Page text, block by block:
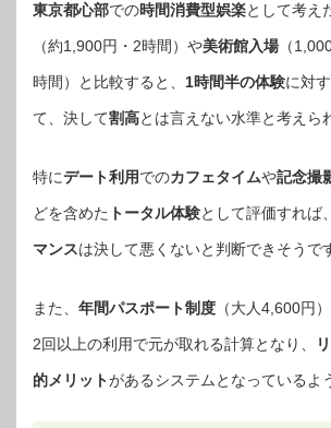
東京都心部での時間消費型娯楽として考え
（約1,900円・2時間）や美術館入場（
時間）と比較すると、 1時間半の体験に対
て、決して割高とは言えない水準と考えら
特にデート利用でのカフェタイムや記念撮
どを含めた トータル体験として評価すれば、
マンスは決して悪くないと判断できそうで
また、 年間パスポート制度 （大人4,600円
2回以上の利用で元が取れる計算となり、
的メリットがあるシステムとなっているよ